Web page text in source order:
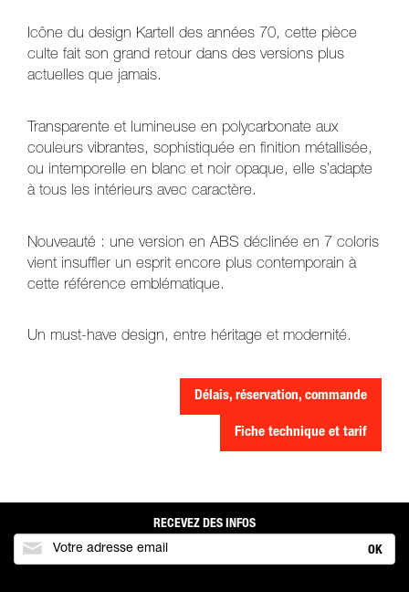
Icône du design Kartell des années 70, cette pièce
culte fait son grand retour dans des versions plus
actuelles que jamais.
Transparente et lumineuse en polycarbonate aux
couleurs vibrantes, sophistiquée en finition métallisée,
ou intemporelle en blanc et noir opaque, elle s’adapte
à tous les intérieurs avec caractère.
Nouveauté : une version en ABS déclinée en 7 coloris
vient insuffler un esprit encore plus contemporain à
cette référence emblématique.
Un must-have design, entre héritage et modernité.
Délais, réservation, commande
Fiche technique et tarif
RECEVEZ DES INFOS
OK